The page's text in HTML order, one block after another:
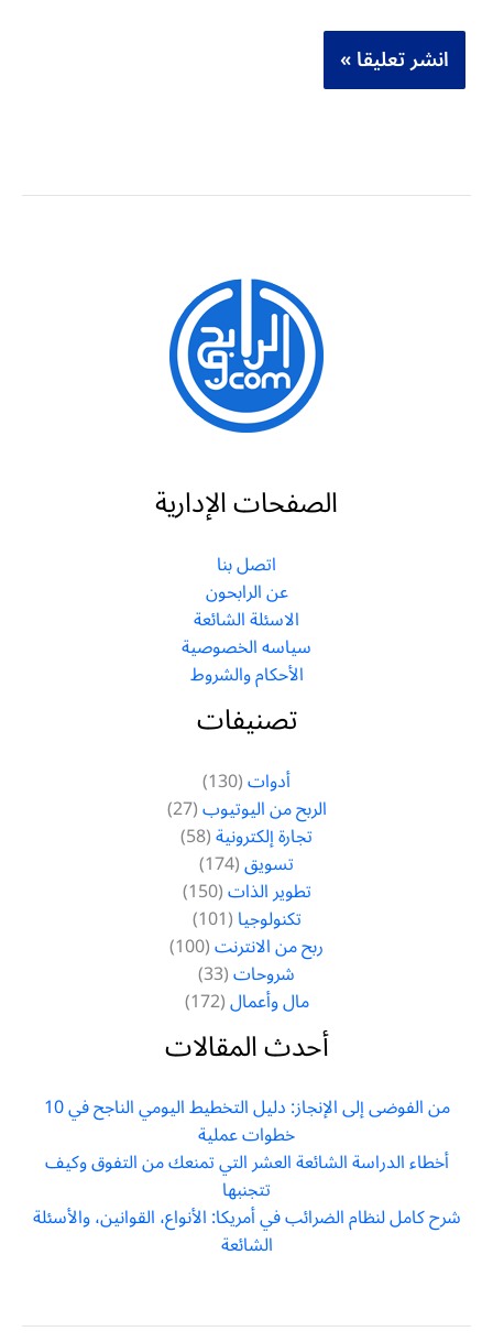
الصفحات الإدارية
اتصل بنا
عن الرابحون
الاسئلة الشائعة
سياسه الخصوصية
الأحكام والشروط
تصنيفات
أدوات(130)
الربح من اليوتيوب(27)
تجارة إلكترونية(58)
تسويق(174)
تطوير الذات(150)
تكنولوجيا(101)
ربح من الانترنت(100)
شروحات(33)
مال وأعمال(172)
أحدث المقالات
من الفوضى إلى الإنجاز: دليل التخطيط اليومي الناجح في 10
خطوات عملية
أخطاء الدراسة الشائعة العشر التي تمنعك من التفوق وكيف
تتجنبها
شرح كامل لنظام الضرائب في أمريكا: الأنواع، القوانين، والأسئلة
الشائعة